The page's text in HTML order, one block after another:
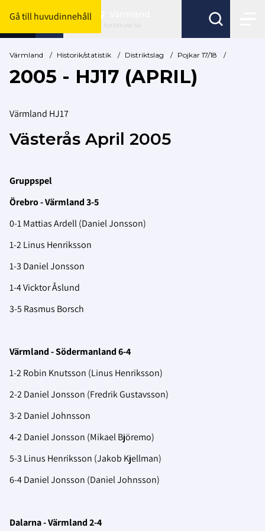
Gå till huvudinnehåll
Byt förbund här
Värmland / Historik/statistik / Distriktslag / Pojkar 17/18 /
2005 - HJ17 (APRIL)
Värmland HJ17
Västerås April 2005
Gruppspel
Örebro - Värmland 3-5
0-1 Mattias Ardell (Daniel Jonsson)
1-2 Linus Henriksson
1-3 Daniel Jonsson
1-4 Vicktor Åslund
3-5 Rasmus Borsch
Värmland - Södermanland 6-4
1-2 Robin Knutsson (Linus Henriksson)
2-2 Daniel Jonsson (Fredrik Gustavsson)
3-2 Daniel Johnsson
4-2 Daniel Jonsson (Mikael Björemo)
5-3 Linus Henriksson (Jakob Kjellman)
6-4 Daniel Jonsson (Daniel Johnsson)
Dalarna - Värmland 2-4